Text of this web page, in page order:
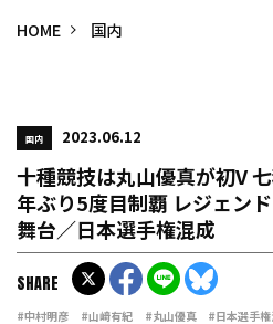
HOME 国内
国内 2023.06.12
十種競技は丸山優真が初V
年ぶり5度目制覇 レジェン
舞台／日本選手権混成
#中村明彦 #山﨑有紀 #丸山優真 #日本選手権
SHARE